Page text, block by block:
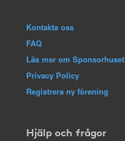
Kontakta oss
FAQ
Läs mer om Sponsorhuset
Privacy Policy
Registrera ny förening
Hjälp och frågor